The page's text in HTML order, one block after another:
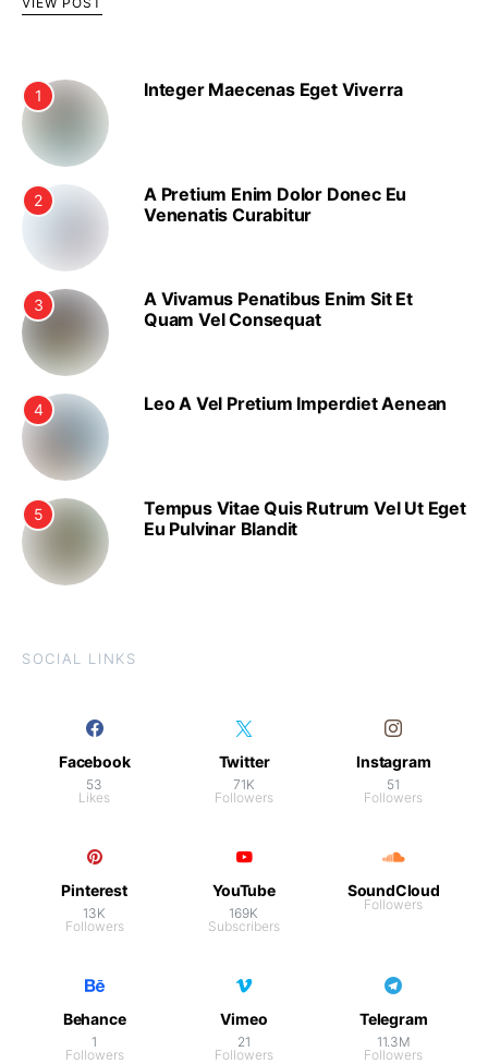
1 Integer Maecenas Eget Viverra
2
A Pretium Enim Dolor Donec Eu
Venenatis Curabitur
3
A Vivamus Penatibus Enim Sit Et
Quam Vel Consequat
4 Leo A Vel Pretium Imperdiet Aenean
5
Tempus Vitae Quis Rutrum Vel Ut Eget
Eu Pulvinar Blandit
SOCIAL LINKS
Facebook
53
Likes
Twitter
71K
Followers
Instagram
51
Followers
Pinterest
13K
Followers
YouTube
169K
Subscribers
SoundCloud
Followers
Behance
1
Followers
Vimeo
21
Followers
Telegram
11.3M
Followers